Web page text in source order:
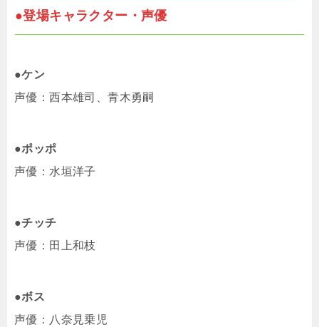
●登場キャラクター・声優
●ケン
声優：西本雄司、青木勇嗣
●ポッポ
声優：水垣洋子
●チッチ
声優：田上和枝
●ボス
声優：八奈見乗児